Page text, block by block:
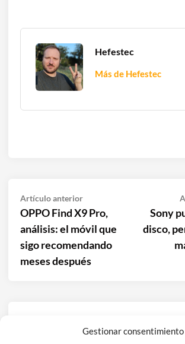
Gestionar consentimiento
Hefestec
Más de Hefestec
Navegación
de
entradas
Artículo anteriorArtículo
anterior:
OPPO Find X9 Pro,
análisis: el móvil que
sigo recomendando
meses después
Sony
disco,